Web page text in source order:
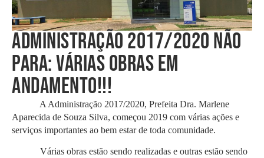
ADMINISTRAÇÃO 2017/2020 NÃO
PARA: VÁRIAS OBRAS EM
ANDAMENTO!!!
A Administração 2017/2020, Prefeita Dra. Marlene
Aparecida de Souza Silva, começou 2019 com várias ações e
serviços importantes ao bem estar de toda comunidade.
Várias obras estão sendo realizadas e outras estão sendo